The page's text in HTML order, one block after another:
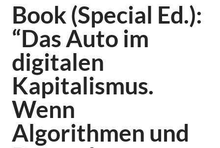
Book (Special Ed.):
“Das Auto im
digitalen
Kapitalismus.
Wenn
Algorithmen und